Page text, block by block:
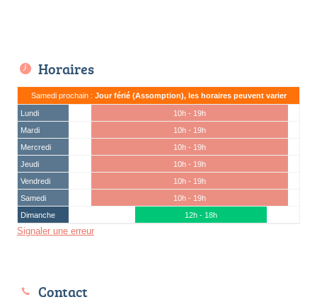
Horaires
Samedi prochain : Jour férié (Assomption), les horaires peuvent varier
Lundi
10h - 19h
Mardi
10h - 19h
Mercredi
10h - 19h
Jeudi
10h - 19h
Vendredi
10h - 19h
Samedi
10h - 19h
Dimanche
12h - 18h
Signaler une erreur
Contact